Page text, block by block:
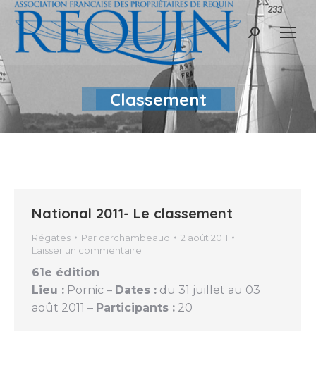
Recherche
Classement
National 2011- Le classement
Régates Par carchambeaud
2 août 2011
Laisser un commentaire
61e édition
Lieu : Pornic – Dates : du 31 juillet au 03
août 2011 – Participants : 20